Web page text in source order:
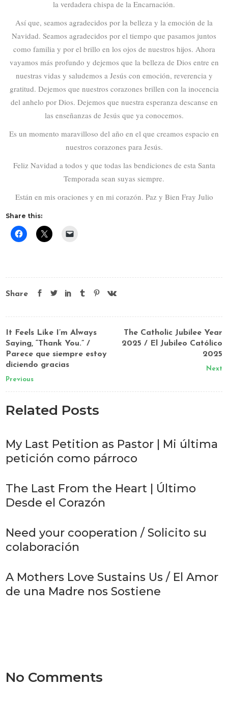
la verdadera chispa de la Encarnación.
Así que, seamos agradecidos por la belleza y la emoción de la
Navidad. Seamos agradecidos por el tiempo que pasamos juntos
como familia y por el brillo en los ojos de nuestros hijos. Ahora
vayamos más profundo y dejemos que la belleza de Dios entre en
nuestras vidas y saludemos a Jesús con emoción, reverencia y
gratitud. Dejemos que nuestros corazones brillen con la inocencia
del anhelo por Dios. Dejemos que nuestra esperanza descanse en
las enseñanzas de Jesús que ya conocemos.
Es un momento maravilloso del año en el que creamos espacio en
nuestros corazones para Jesús.
Feliz Navidad a todos y que todas las bendiciones de esta Santa
Temporada sean suyas siempre.
Están en mis oraciones y en mi corazón. Paz y Bien Fray Julio
Share this:
Share
It Feels Like I’m Always
Saying, “Thank You.” /
Parece que siempre estoy
diciendo gracias
Previous
The Catholic Jubilee Year
2025 / El Jubileo Católico
2025
Next
Related Posts
My Last Petition as Pastor | Mi última
petición como párroco
The Last From the Heart | Último
Desde el Corazón
Need your cooperation / Solicito su
colaboración
A Mothers Love Sustains Us / El Amor
de una Madre nos Sostiene
No Comments